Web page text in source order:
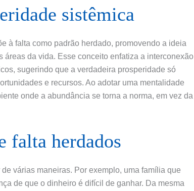
sistêmica
à falta como padrão herdado, promovendo a ideia
áreas da vida. Esse conceito enfatiza a interconexão
sugerindo que a verdadeira prosperidade só
e recursos. Ao adotar uma mentalidade
onde a abundância se torna a norma, em vez da
falta herdados
várias maneiras. Por exemplo, uma família que
de que o dinheiro é difícil de ganhar. Da mesma